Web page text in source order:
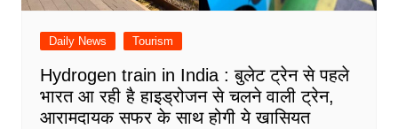
Daily News Tourism
Hydrogen train in India : बुलेट ट्रेन से पहले
भारत आ रही है हाइड्रोजन से चलने वाली ट्रेन,
आरामदायक सफर के साथ होगी ये खासियत